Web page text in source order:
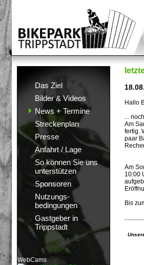
Das Ziel
Bilder & Videos
News + Termine
Streckenplan
Presse
Anfahrt / Lage
So können Sie uns
unterstützen
Sponsoren
Nutzungs-
bedingungen
Gastgeber in
Trippstadt
WebCams
Hallo
...
Am
fertig.
paar
Am
10:00
Bis